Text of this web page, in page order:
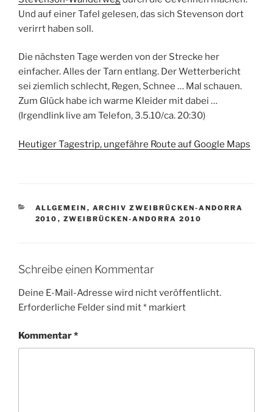
Und auf einer Tafel gelesen, das sich Stevenson dort
verirrt haben soll.
Die nächsten Tage werden von der Strecke her
einfacher. Alles der Tarn entlang. Der Wetterbericht
sei ziemlich schlecht, Regen, Schnee … Mal schauen.
Zum Glück habe ich warme Kleider mit dabei …
(Irgendlink live am Telefon, 3.5.10/ca. 20:30)
Heutiger Tagestrip, ungefähre Route auf Google Maps
KATEGORIEN
ALLGEMEIN , ARCHIV ZWEIBRÜCKEN-ANDORRA
2010 , ZWEIBRÜCKEN-ANDORRA 2010
Schreibe einen Kommentar
Deine E-Mail-Adresse wird nicht veröffentlicht.
Erforderliche Felder sind mit* markiert
Kommentar*